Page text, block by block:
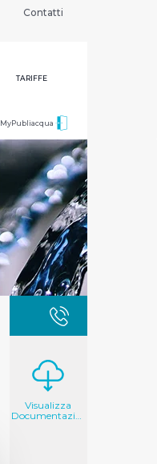
Contatti
TARIFFE
MyPubliacqua
Visualizza
Documentazione